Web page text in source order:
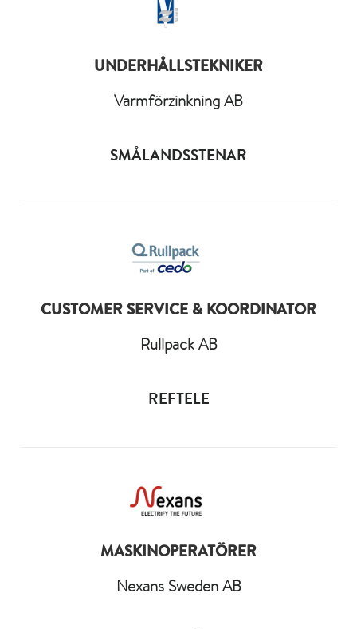
UNDERHÅLLSTEKNIKER
Varmförzinkning AB
SMÅLANDSSTENAR
CUSTOMER SERVICE & KOORDINATOR
Rullpack AB
REFTELE
MASKINOPERATÖRER
Nexans Sweden AB